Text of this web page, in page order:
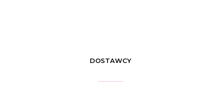
DOSTAWCY